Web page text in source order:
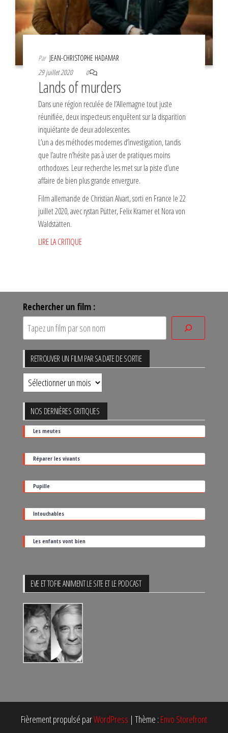
Par JEAN-CHRISTOPHE HADAMAR
29 juillet 2020
0
Lands of murders
Dans une région reculée de l’Allemagne tout juste
réunifiée, deux inspecteurs enquêtent sur la disparition
inquiétante de deux adolescentes.
L’un a des méthodes modernes d’investigation, tandis
que l’autre n’hésite pas à user de pratiques moins
orthodoxes. Leur recherche les met sur la piste d’une
affaire de bien plus grande envergure.
Film allemande de Christian Alvart, sorti en France le 22
juillet 2020, avec rystan Pütter, Felix Kramer et Nora von
Waldstätten.
LIRE LA CRITIQUE
Rechercher un film :
RETROUVER UN FILM PAR SA DATE DE SORTIE
Retrouver
un
film
par
sa
date
de
sortie
NOS DERNIÈRES CRITIQUES
Les meutes
Réparer les vivants
Pupille
Intouchables
Les enfants vont bien
EVE ET TOFIE ANIMENT LE SITE ET LE PODCAST
Fièrement propulsé parWordPress | Thème : Envo Storefront